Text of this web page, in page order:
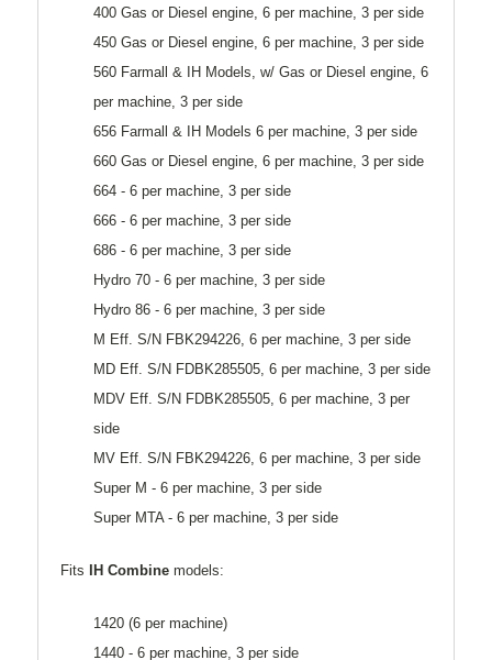
400 Gas or Diesel engine, 6 per machine, 3 per side
450 Gas or Diesel engine, 6 per machine, 3 per side
560 Farmall & IH Models, w/ Gas or Diesel engine, 6
per machine, 3 per side
656 Farmall & IH Models 6 per machine, 3 per side
660 Gas or Diesel engine, 6 per machine, 3 per side
664 - 6 per machine, 3 per side
666 - 6 per machine, 3 per side
686 - 6 per machine, 3 per side
Hydro 70 - 6 per machine, 3 per side
Hydro 86 - 6 per machine, 3 per side
M Eff. S/N FBK294226, 6 per machine, 3 per side
MD Eff. S/N FDBK285505, 6 per machine, 3 per side
MDV Eff. S/N FDBK285505, 6 per machine, 3 per
side
MV Eff. S/N FBK294226, 6 per machine, 3 per side
Super M - 6 per machine, 3 per side
Super MTA - 6 per machine, 3 per side
Fits IH Combine models:
1420 (6 per machine)
1440 - 6 per machine, 3 per side